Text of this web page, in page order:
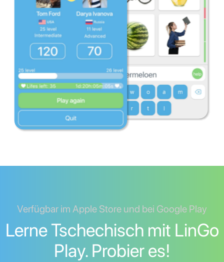
Verfügbar im Apple Store und bei Google Play
Lerne Tschechisch mit LinGo
Play. Probier es!